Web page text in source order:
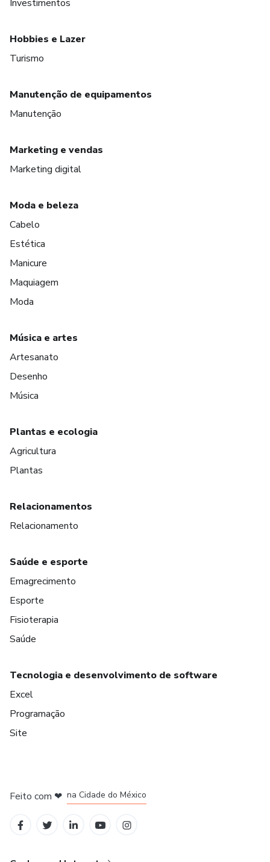
Investimentos
Hobbies e Lazer
Turismo
Manutenção de equipamentos
Manutenção
Marketing e vendas
Marketing digital
Moda e beleza
Cabelo
Estética
Manicure
Maquiagem
Moda
Música e artes
Artesanato
Desenho
Música
Plantas e ecologia
Agricultura
Plantas
Relacionamentos
Relacionamento
Saúde e esporte
Emagrecimento
Esporte
Fisioterapia
Saúde
Tecnologia e desenvolvimento de software
Excel
Programação
Site
Feito com ❤ na Cidade do México